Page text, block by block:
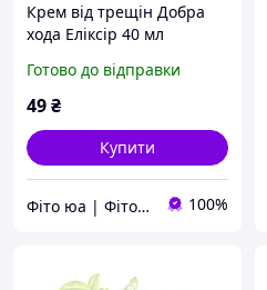
Крем від трещін Добра
хода Еліксір 40 мл
Готово до відправки
49₴
Купити
Фіто юа | Фітоаптека 100%